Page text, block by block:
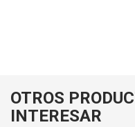
OTROS
INTERESAR